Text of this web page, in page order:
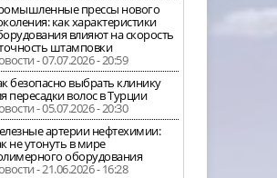
прессы нового
как характеристики
влияют на скорость
штамповки
- 07.07.2026 - 20:59
безопасно выбрать клинику
пересадки волос в Турции
- 05.07.2026 - 20:30
артерии нефтехимии:
не утонуть в мире
оборудования
- 21.06.2026 - 16:28